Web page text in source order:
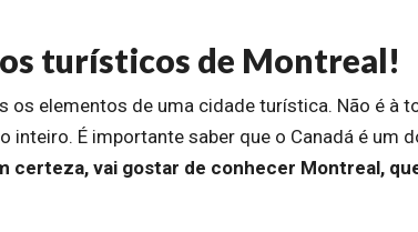
turísticos de Montreal!
elementos de uma cidade turística. Não é à
É importante saber que o Canadá é um
certeza, vai gostar de conhecer Montreal,